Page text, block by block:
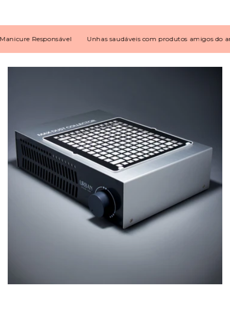
Responsável Unhas saudáveis com produtos amigos do